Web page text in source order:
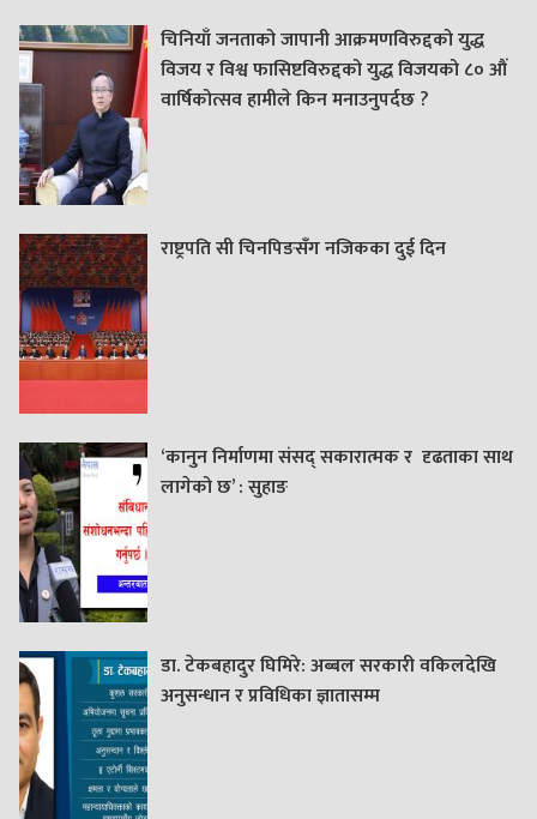
चिनियाँ जनताको जापानी आक्रमणविरुद्दको युद्ध
विजय र विश्व फासिष्टविरुद्दको युद्ध विजयको ८० औं
वार्षिकोत्सव हामीले किन मनाउनुपर्दछ ?
राष्ट्रपति सी चिनपिङसँग नजिकका दुई दिन
‘कानुन निर्माणमा संसद् सकारात्मक र दृढताका साथ
लागेको छ’ : सुहाङ
डा. टेकबहादुर घिमिरे: अब्बल सरकारी वकिलदेखि
अनुसन्धान र प्रविधिका ज्ञातासम्म